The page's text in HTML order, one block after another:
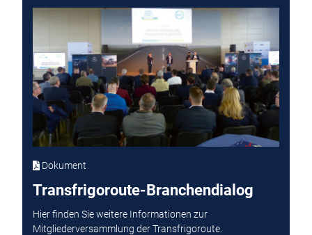
Dokument
Transfrigoroute-Branchendialog
Hier finden Sie weitere Informationen zur
Mitgliederversammlung der Transfrigoroute.